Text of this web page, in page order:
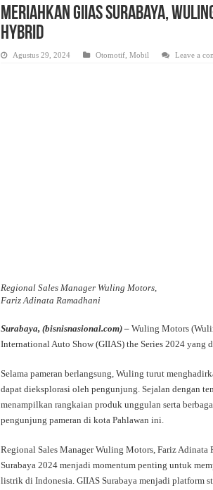
Meriahkan GIIAS Surabaya,
Hybrid
Agustus 29, 2024 Otomotif, Mobil Leave a
Regional Sales Manager Wuling Motors,
Fariz Adinata Ramadhani
Surabaya, (bisnisnasional.com) – Wuling Motors
International Auto Show (GIIAS) the Series 2024 yang
Selama pameran berlangsung, Wuling turut
dapat dieksplorasi oleh pengunjung. Sejalan dengan
menampilkan rangkaian produk unggulan serta
pengunjung pameran di kota Pahlawan ini.
Regional Sales Manager Wuling Motors, Fariz
Surabaya 2024 menjadi momentum penting untuk
listrik di Indonesia. GIIAS Surabaya menjadi platform